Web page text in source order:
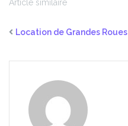
Article similaire
Location de Grandes Roues